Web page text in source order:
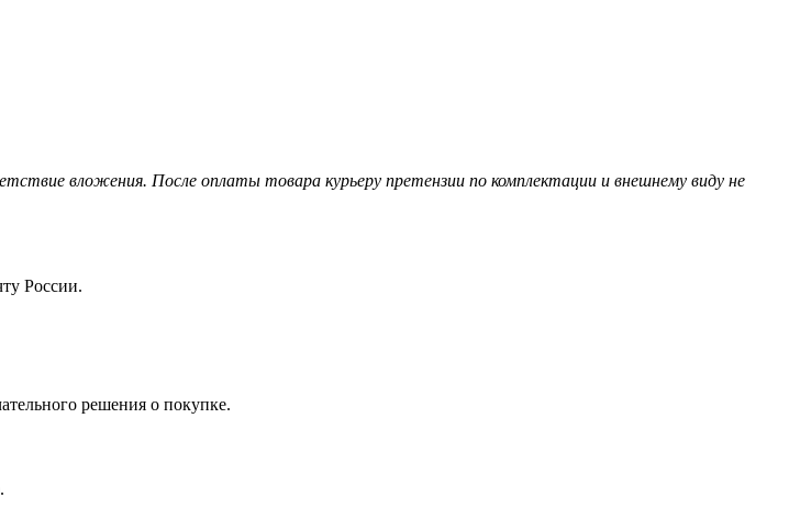
вложения. После оплаты товара курьеру претензии по комплектации и внешнему виду не
России.
решения о покупке.